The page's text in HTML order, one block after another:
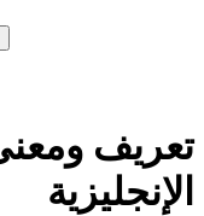
الإنجليزية